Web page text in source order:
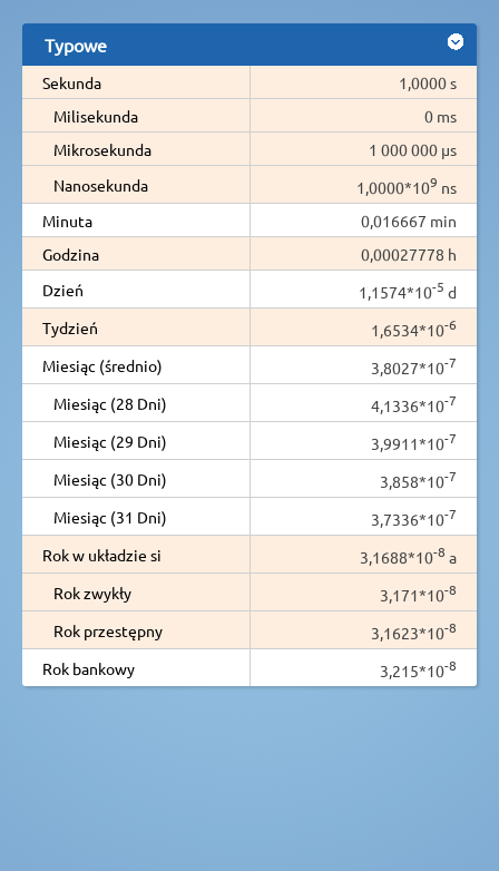
Typowe
Sekunda
1,0000 s
Milisekunda
0 ms
Mikrosekunda
1 000 000 µs
Nanosekunda
1,0000*109 ns
Minuta
0,016667 min
Godzina
0,00027778 h
Dzień
1,1574*10-5 d
Tydzień
1,6534*10-6
Miesiąc (średnio) 3,8027*10-7
Miesiąc (28 Dni) 4,1336*10-7
Miesiąc (29 Dni) 3,9911*10-7
Miesiąc (30 Dni) 3,858*10-7
Miesiąc (31 Dni) 3,7336*10-7
Rok w układzie si 3,1688*10-8 a
Rok zwykły
3,171*10-8
Rok przestępny 3,1623*10-8
Rok bankowy 3,215*10-8